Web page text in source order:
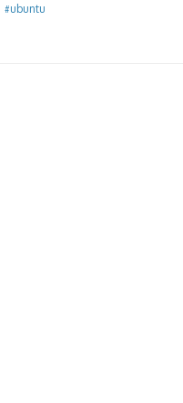
#ubuntu